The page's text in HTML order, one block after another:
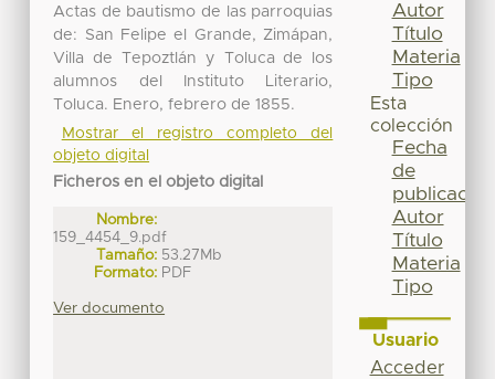
Actas de bautismo de las parroquias
de: San Felipe el Grande, Zimápan,
Villa de Tepoztlán y Toluca de los
alumnos del Instituto Literario,
Toluca. Enero, febrero de 1855.
Mostrar el registro completo del
objeto digital
Ficheros en el objeto digital
Nombre:
159_4454_9.pdf
Tamaño: 53.27Mb
Formato: PDF
Ver documento
Autor
Título
Materia
Tipo
Esta
colección
Fecha
de
publicación
Autor
Título
Materia
Tipo
Usuario
Acceder